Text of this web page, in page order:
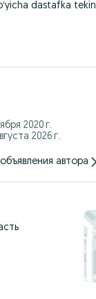
dastafka tekin
2020 г.
2026 г.
автора